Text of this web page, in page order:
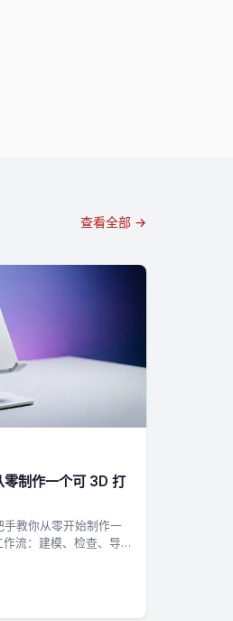
查看全部 →
制作一个可 3D 打
教你从零开始制作一
流：建模、检查、导